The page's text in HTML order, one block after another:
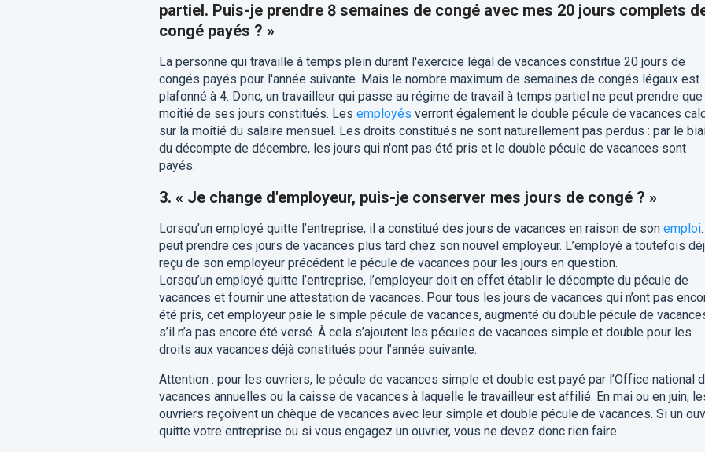
partiel. Puis-je prendre 8 semaines de congé avec mes 20 jours complets
congé payés ? »
La personne qui travaille à temps plein durant l'exercice légal de vacances constitue 20 jours de
congés payés pour l'année suivante. Mais le nombre maximum de semaines de congés légaux est
plafonné à 4. Donc, un travailleur qui passe au régime de travail à temps partiel ne peut prendre que
moitié de ses jours constitués. Les employés verront également le double pécule de vacances
sur la moitié du salaire mensuel. Les droits constitués ne sont naturellement pas perdus : par le
du décompte de décembre, les jours qui n'ont pas été pris et le double pécule de vacances sont
payés.
3. « Je change d'employeur, puis-je conserver mes jours de congé ? »
Lorsqu’un employé quitte l’entreprise, il a constitué des jours de vacances en raison de son emploi
peut prendre ces jours de vacances plus tard chez son nouvel employeur. L’employé a toutefois
reçu de son employeur précédent le pécule de vacances pour les jours en question.
Lorsqu’un employé quitte l’entreprise, l’employeur doit en effet établir le décompte du pécule de
vacances et fournir une attestation de vacances. Pour tous les jours de vacances qui n’ont pas
été pris, cet employeur paie le simple pécule de vacances, augmenté du double pécule de
s’il n’a pas encore été versé. À cela s’ajoutent les pécules de vacances simple et double pour les
droits aux vacances déjà constitués pour l’année suivante.
Attention : pour les ouvriers, le pécule de vacances simple et double est payé par l’Office national
vacances annuelles ou la caisse de vacances à laquelle le travailleur est affilié. En mai ou en juin,
ouvriers reçoivent un chèque de vacances avec leur simple et double pécule de vacances. Si un
quitte votre entreprise ou si vous engagez un ouvrier, vous ne devez donc rien faire.